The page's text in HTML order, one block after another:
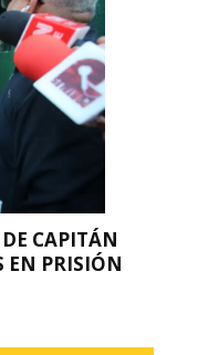
CAPITÁN
EN PRISIÓN